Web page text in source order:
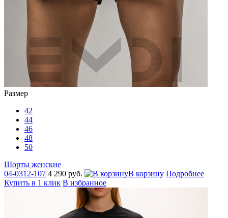
Размер
42
44
46
48
50
Шорты женские
04-0312-107 4 290 руб. В корзину Подробнее
Купить в 1 клик В избранное